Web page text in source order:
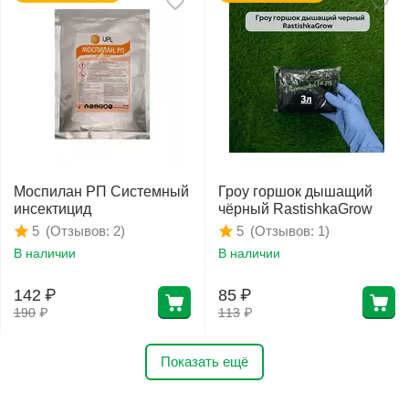
Моспилан РП Системный
инсектицид
(Отзывов: 2)
5
В наличии
190 ₽
142 ₽
Гроу горшок дышащий
чёрный RastishkaGrow
(Отзывов: 1)
5
В наличии
113 ₽
85 ₽
Показать ещё